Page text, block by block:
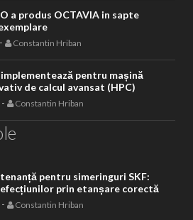
a produs OCTAVIA in sapte
- Constantin Hriban
pentru mașină
de calcul avansat (HPC)
- Constantin Hriban
pentru simeringuri SKF:
prin etanșare corectă
- Constantin Hriban